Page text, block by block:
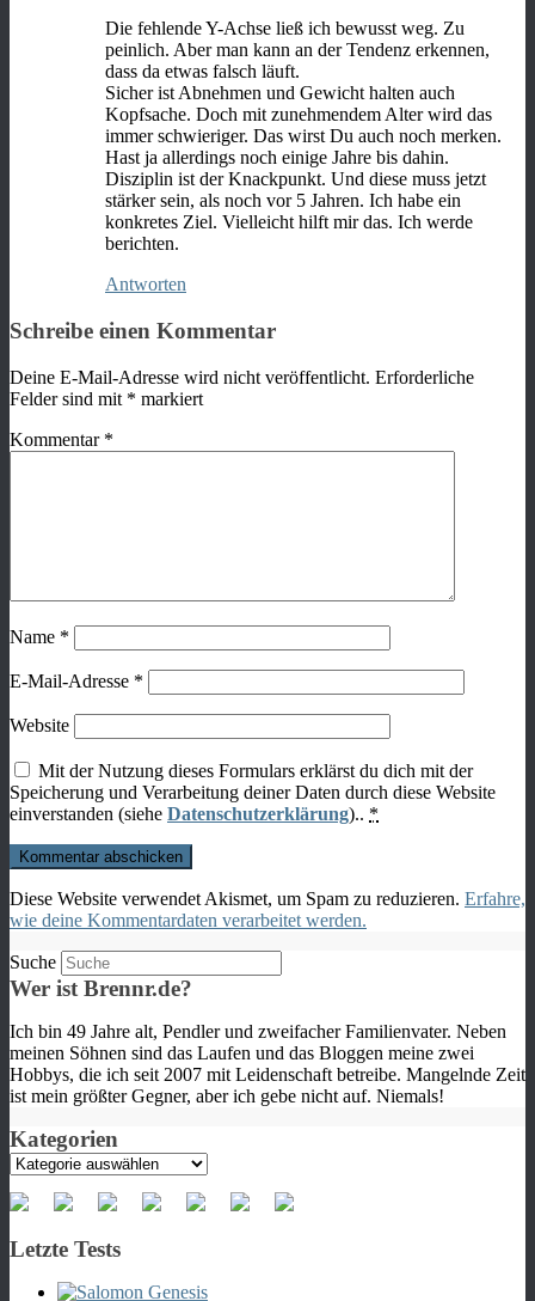
Die fehlende Y-Achse ließ ich bewusst weg. Zu
peinlich. Aber man kann an der Tendenz erkennen,
dass da etwas falsch läuft.
Sicher ist Abnehmen und Gewicht halten auch
Kopfsache. Doch mit zunehmendem Alter wird das
immer schwieriger. Das wirst Du auch noch merken.
Hast ja allerdings noch einige Jahre bis dahin.
Disziplin ist der Knackpunkt. Und diese muss jetzt
stärker sein, als noch vor 5 Jahren. Ich habe ein
konkretes Ziel. Vielleicht hilft mir das. Ich werde
berichten.
Antworten
Schreibe einen Kommentar
Deine E-Mail-Adresse wird nicht veröffentlicht. Erforderliche
Felder sind mit * markiert
Kommentar *
Name *
E-Mail-Adresse *
Website
Mit der Nutzung dieses Formulars erklärst du dich mit der
Speicherung und Verarbeitung deiner Daten durch diese Website
einverstanden (siehe Datenschutzerklärung).. *
Diese Website verwendet Akismet, um Spam zu reduzieren. Erfahre,
wie deine Kommentardaten verarbeitet werden.
Suche
Wer ist Brennr.de?
Ich bin 49 Jahre alt, Pendler und zweifacher Familienvater. Neben
meinen Söhnen sind das Laufen und das Bloggen meine zwei
Hobbys, die ich seit 2007 mit Leidenschaft betreibe. Mangelnde Zeit
ist mein größter Gegner, aber ich gebe nicht auf. Niemals!
Kategorien
Kategorien
Letzte Tests